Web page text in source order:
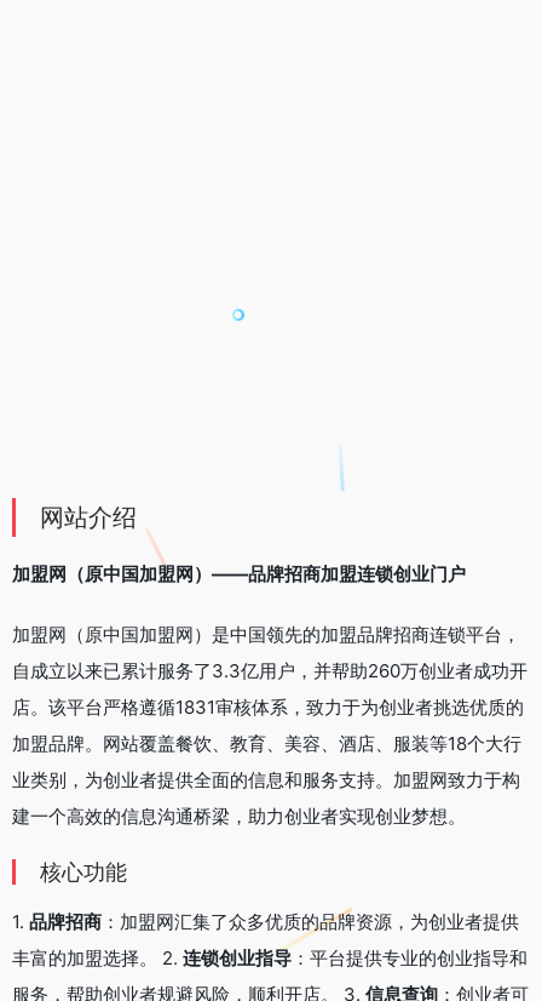
网站介绍
加盟网（原中国加盟网）——品牌招商加盟连锁创业门户
加盟网（原中国加盟网）是中国领先的加盟品牌招商连锁平台，
自成立以来已累计服务了3.3亿用户，并帮助260万创业者成功开
店。该平台严格遵循1831审核体系，致力于为创业者挑选优质的
加盟品牌。网站覆盖餐饮、教育、美容、酒店、服装等18个大行
业类别，为创业者提供全面的信息和服务支持。加盟网致力于构
建一个高效的信息沟通桥梁，助力创业者实现创业梦想。
核心功能
1. 品牌招商 ：加盟网汇集了众多优质的品牌资源，为创业者提供
丰富的加盟选择。 2. 连锁创业指导 ：平台提供专业的创业指导和
服务，帮助创业者规避风险，顺利开店。 3. 信息查询 ：创业者可